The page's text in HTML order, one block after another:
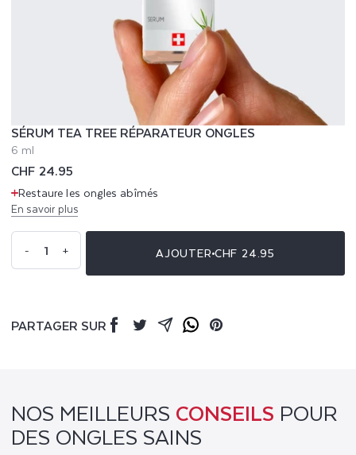
SÉRUM TEA TREE RÉPARATEUR ONGLES
6 ml
Prix
CHF 24.95
Restaure les ongles abîmés
En savoir plus
Quantité
Réduire
quantité
Ongles
- Augmenter
quantité
Réparateur
Ongles
+ AJOUTER CHF 24.95
PARTAGER SUR FacebookTwitterMail WhatsappPinterest
NOS MEILLEURS CONSEILS POUR
DES ONGLES SAINS